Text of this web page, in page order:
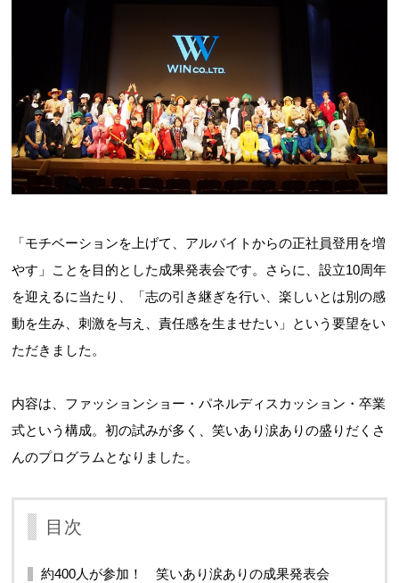
「モチベーションを上げて、アルバイトからの正社員登用を増
やす」ことを目的とした成果発表会です。さらに、設立10周年
を迎えるに当たり、「志の引き継ぎを行い、楽しいとは別の感
動を生み、刺激を与え、責任感を生ませたい」という要望をい
ただきました。
内容は、ファッションショー・パネルディスカッション・卒業
式という構成。初の試みが多く、笑いあり涙ありの盛りだくさ
んのプログラムとなりました。
目次
約400人が参加！ 笑いあり涙ありの成果発表会